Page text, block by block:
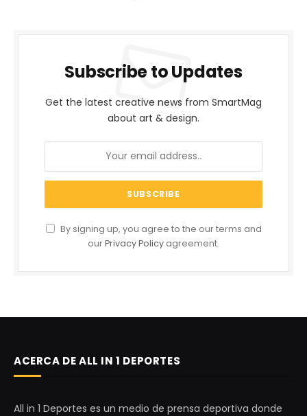
Subscribe to Updates
Get the latest creative news from SmartMag
about art & design.
By signing up, you agree to the our terms and
ourPrivacy Policy agreement.
ACERCA DE ALL IN 1 DEPORTES
All in 1 Deportes es un medio de prensa deportiva donde